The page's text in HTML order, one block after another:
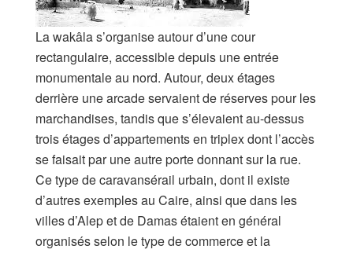
La wakâla s’organise autour d’une cour
rectangulaire, accessible depuis une entrée
monumentale au nord. Autour, deux étages
derrière une arcade servaient de réserves pour les
marchandises, tandis que s’élevaient au-dessus
trois étages d’appartements en triplex dont l’accès
se faisait par une autre porte donnant sur la rue.
Ce type de caravansérail urbain, dont il existe
d’autres exemples au Caire, ainsi que dans les
villes d’Alep et de Damas étaient en général
organisés selon le type de commerce et la